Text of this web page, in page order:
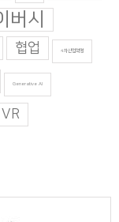
버시
협업 4차산업혁명
Generative AI
VR